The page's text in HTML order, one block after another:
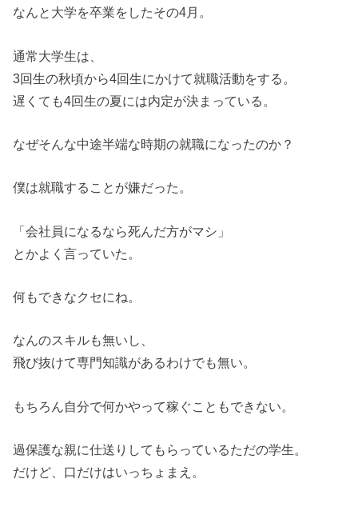
なんと大学を卒業をしたその4月。
通常大学生は、
3回生の秋頃から4回生にかけて就職活動をする。
遅くても4回生の夏には内定が決まっている。
なぜそんな中途半端な時期の就職になったのか？
僕は就職することが嫌だった。
「会社員になるなら死んだ方がマシ」
とかよく言っていた。
何もできなクセにね。
なんのスキルも無いし、
飛び抜けて専門知識があるわけでも無い。
もちろん自分で何かやって稼ぐこともできない。
過保護な親に仕送りしてもらっているただの学生。
だけど、口だけはいっちょまえ。